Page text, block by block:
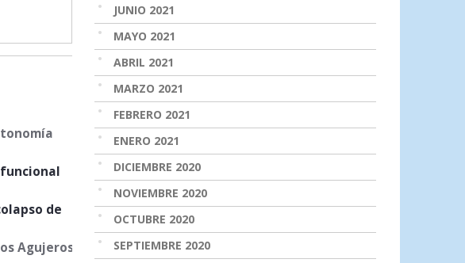
de
JUNIO 2021
MAYO 2021
ABRIL 2021
MARZO 2021
FEBRERO 2021
ENERO 2021
DICIEMBRE 2020
NOVIEMBRE 2020
OCTUBRE 2020
SEPTIEMBRE 2020